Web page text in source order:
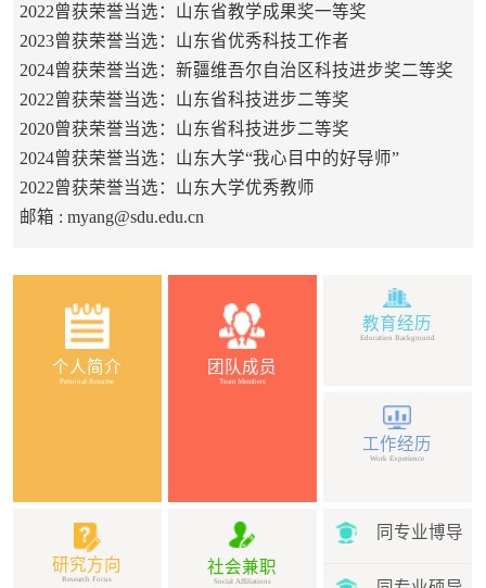
2022曾获荣誉当选：山东省教学成果奖一等奖
2023曾获荣誉当选：山东省优秀科技工作者
2024曾获荣誉当选：新疆维吾尔自治区科技进步奖二等奖
2022曾获荣誉当选：山东省科技进步二等奖
2020曾获荣誉当选：山东省科技进步二等奖
2024曾获荣誉当选：山东大学“我心目中的好导师”
2022曾获荣誉当选：山东大学优秀教师
邮箱 : myang@sdu.edu.cn
个人简介
Personal Resume
团队成员
Team Members
教育经历
Education Background
工作经历
Work Experience
研究方向
Research Focus
社会兼职
Social Affiliations
同专业博导